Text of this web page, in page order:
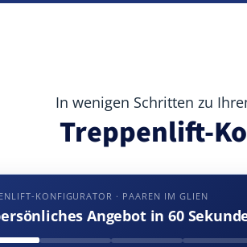
In wenigen Schritten zu
Treppenlift-
KONFIGURATOR · PAAREN IM GLIEN
Angebot in 60